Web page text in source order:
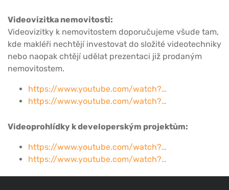
Videovizitka nemovitosti:
Videovizitky k nemovitostem doporučujeme všude tam,
kde makléři nechtějí investovat do složité videotechniky
nebo naopak chtějí udělat prezentaci již prodaným
nemovitostem.
https://www.youtube.com/watch?…
https://www.youtube.com/watch?…
Videoprohlídky k developerským projektům:
https://www.youtube.com/watch?…
https://www.youtube.com/watch?…